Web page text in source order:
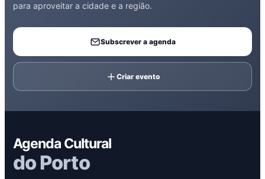
para aproveitar a cidade e a região.
Subscrever a agenda
Criar evento
Agenda Cultural
do Porto